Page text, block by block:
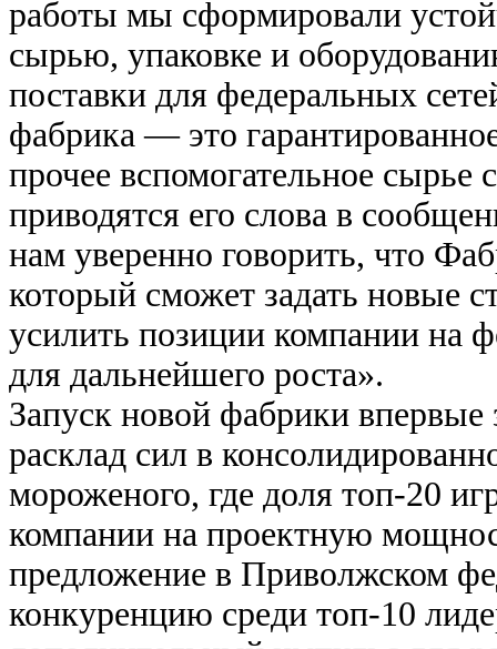
работы мы сформировали
сырью, упаковке и
поставки для федеральных
фабрика — это
прочее вспомогательное
приводятся его слова в
нам уверенно говорить, что
который сможет задать новые
усилить позиции компании на
для дальнейшего роста».
Запуск новой фабрики впервые
расклад сил в
мороженого, где доля топ-20
компании на проектную
предложение в Приволжском
конкуренцию среди топ-10